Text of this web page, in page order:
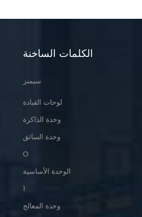
الكلمات الساخنة
سيمنز
لوحات القيادة
وحدة الذاكرة
وحدة السائق
O
الوحدة الأساسية
1
وحدة المعالج